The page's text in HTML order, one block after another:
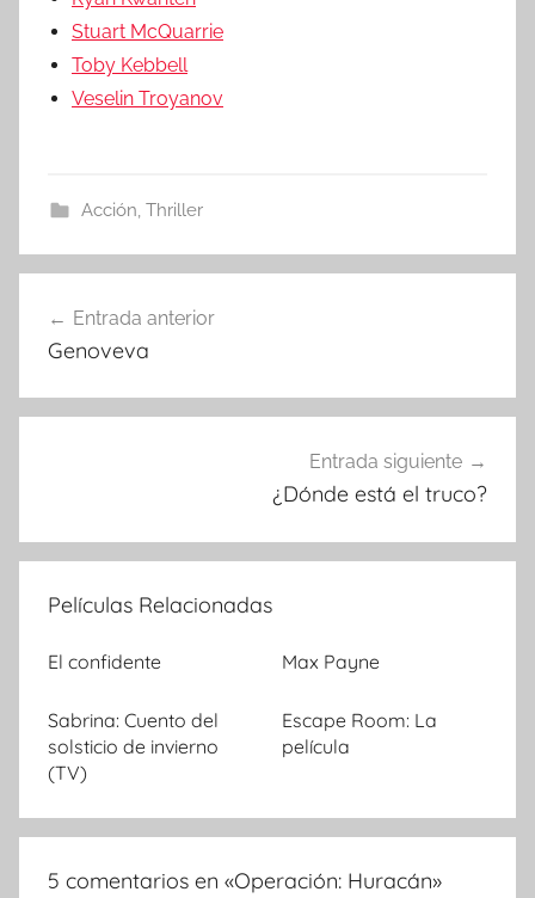
Stuart McQuarrie
Toby Kebbell
Veselin Troyanov
Acción, Thriller
Navegación
de
entradas
Entrada anterior
Genoveva
Entrada siguiente
¿Dónde está el truco?
Películas Relacionadas
El confidente Max Payne
Sabrina: Cuento del
solsticio de invierno
(TV)
Escape Room: La
película
5 comentarios en «Operación: Huracán»